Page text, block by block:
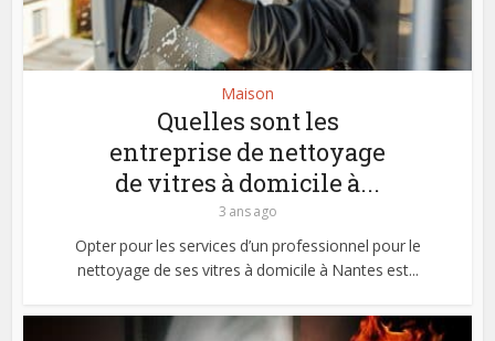
Maison
Quelles sont les
entreprise de nettoyage
de vitres à domicile à...
3 ans ago
Opter pour les services d’un professionnel pour le
nettoyage de ses vitres à domicile à Nantes est...